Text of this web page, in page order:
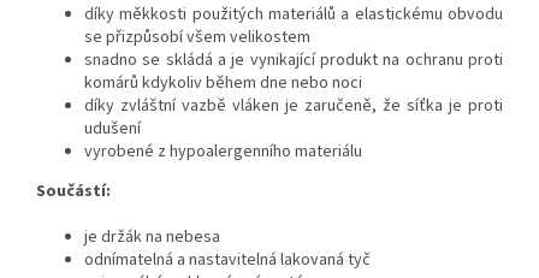
díky měkkosti použitých materiálů a elastickému obvodu
se přizpůsobí všem velikostem
snadno se skládá a je vynikající produkt na ochranu proti
komárů kdykoliv během dne nebo noci
díky zvláštní vazbě vláken je zaručeně, že síťka je proti
udušení
vyrobené z hypoalergenního materiálu
Součástí:
je držák na nebesa
odnímatelná a nastavitelná lakovaná tyč